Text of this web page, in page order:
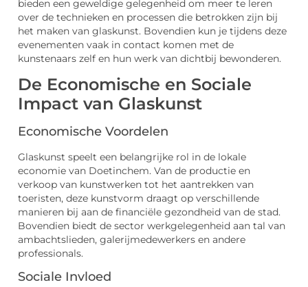
bieden een geweldige gelegenheid om meer te leren
over de technieken en processen die betrokken zijn bij
het maken van glaskunst. Bovendien kun je tijdens deze
evenementen vaak in contact komen met de
kunstenaars zelf en hun werk van dichtbij bewonderen.
De Economische en Sociale
Impact van Glaskunst
Economische Voordelen
Glaskunst speelt een belangrijke rol in de lokale
economie van Doetinchem. Van de productie en
verkoop van kunstwerken tot het aantrekken van
toeristen, deze kunstvorm draagt op verschillende
manieren bij aan de financiële gezondheid van de stad.
Bovendien biedt de sector werkgelegenheid aan tal van
ambachtslieden, galerijmedewerkers en andere
professionals.
Sociale Invloed